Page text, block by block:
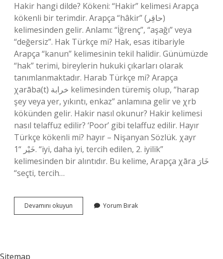
Hakir hangi dilde? Kökeni: “Hakir” kelimesi Arapça
kökenli bir terimdir. Arapça “hâkir” (حاقِر)
kelimesinden gelir. Anlamı: “İğrenç”, “aşağı” veya
“değersiz”. Hak Türkçe mi? Hak, esas itibariyle
Arapça “kanun” kelimesinin tekil halidir. Günümüzde
“hak” terimi, bireylerin hukuki çıkarları olarak
tanımlanmaktadır. Harab Türkçe mi? Arapça
χarāba(t) خرابة kelimesinden türemiş olup, “harap
şey veya yer, yıkıntı, enkaz” anlamına gelir ve χrb
kökünden gelir. Hakir nasıl okunur? Hakir kelimesi
nasıl telaffuz edilir? ‘Poor’ gibi telaffuz edilir. Hayır
Türkçe kökenli mi? hayır – Nişanyan Sözlük. χayr
خَيْر “1. “iyi, daha iyi, tercih edilen, 2. iyilik”
kelimesinden bir alıntıdır. Bu kelime, Arapça χāra خَارَ
“seçti, tercih…
Devamını okuyun
Türkçe
Yorum Bırak
Sitemap